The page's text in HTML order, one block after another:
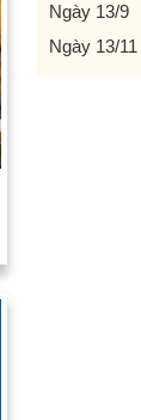
Ngày 13/9
Ngày 13/11